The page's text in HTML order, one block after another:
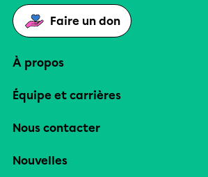
Faire un don
À propos
Équipe et carrières
Nous contacter
Nouvelles